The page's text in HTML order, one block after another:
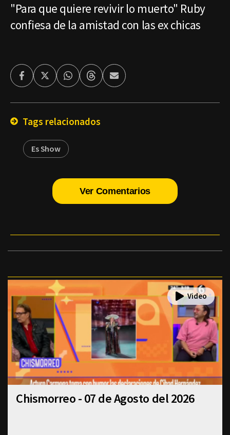
"Para que quiere revivir lo muerto" Ruby
confiesa de la amistad con las ex chicas
FacebookTwitterWhatsappThreadsEnviar
por
Tags relacionados
Es Show
Ver Comentarios
Chismorreo - 07 de Agosto del 2026